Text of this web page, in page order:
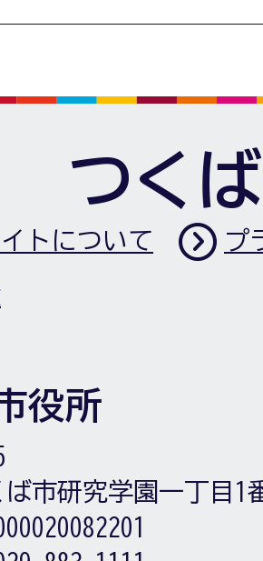
つく
トについて プ
役所
市研究学園一丁目1